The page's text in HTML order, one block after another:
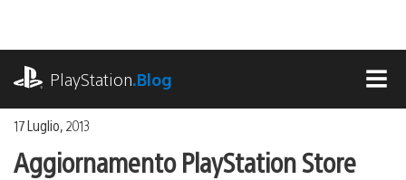
contenuto
PlayStation.Blog
17 Luglio, 2013
Aggiornamento PlayStation Store